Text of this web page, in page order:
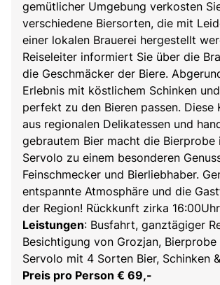
gemütlicher Umgebung verkosten
verschiedene Biersorten, die mit
einer lokalen Brauerei hergestellt
Reiseleiter informiert Sie über die
die Geschmäcker der Biere.
Erlebnis mit köstlichem Schinken
perfekt zu den Bieren passen. Diese
aus regionalen Delikatessen und
gebrautem Bier macht die Bierprobe
Servolo zu einem besonderen
Feinschmecker und Bierliebhaber.
entspannte Atmosphäre und die
der Region! Rückkunft zirka 16:00Uhr
Leistungen: Busfahrt, ganztägiger
Besichtigung von Grozjan, Bierprobe
Servolo mit 4 Sorten Bier, Schinken
Preis pro Person € 69,-